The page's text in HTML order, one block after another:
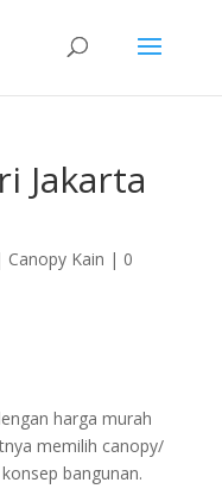
Jakarta
Canopy Kain | 0
harga murah
memilih canopy/
bangunan.